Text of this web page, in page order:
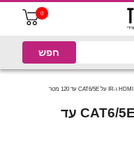
0
מרחיק ומפצל HDMI ו-IR על CAT6/5E עד